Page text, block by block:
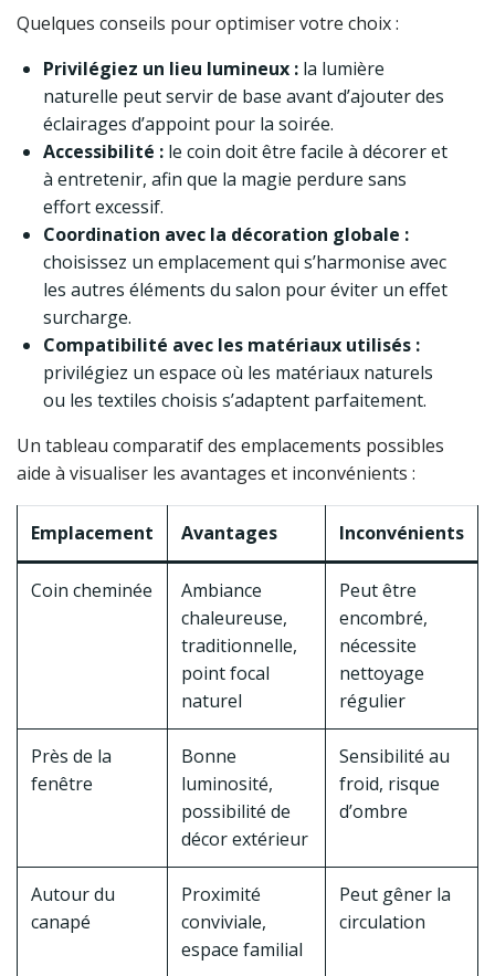
Quelques conseils pour optimiser votre choix :
Privilégiez un lieu lumineux : la lumière
naturelle peut servir de base avant d’ajouter des
éclairages d’appoint pour la soirée.
Accessibilité : le coin doit être facile à décorer et
à entretenir, afin que la magie perdure sans
effort excessif.
Coordination avec la décoration globale :
choisissez un emplacement qui s’harmonise avec
les autres éléments du salon pour éviter un effet
surcharge.
Compatibilité avec les matériaux utilisés :
privilégiez un espace où les matériaux naturels
ou les textiles choisis s’adaptent parfaitement.
Un tableau comparatif des emplacements possibles
aide à visualiser les avantages et inconvénients :
Emplacement Avantages Inconvénients
Coin cheminée
Ambiance
chaleureuse,
traditionnelle,
point focal
naturel
Peut être
encombré,
nécessite
nettoyage
régulier
Près de la
fenêtre
Bonne
luminosité,
possibilité de
décor extérieur
Sensibilité au
froid, risque
d’ombre
Autour du
canapé
Proximité
conviviale,
espace familial
Peut gêner la
circulation